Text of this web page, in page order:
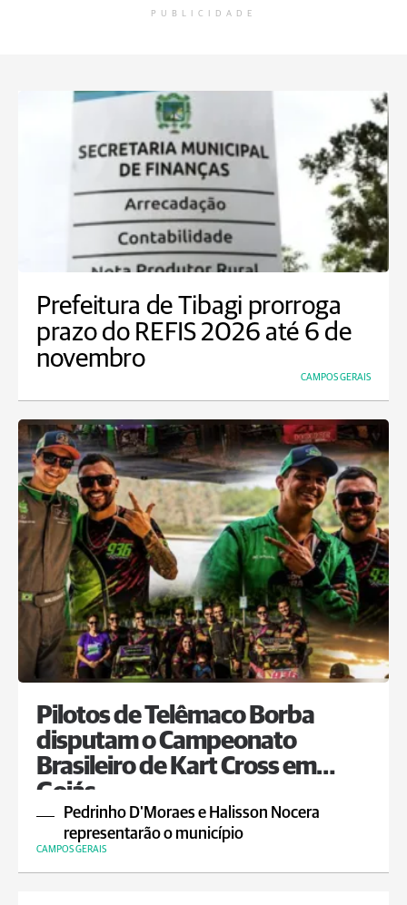
PUBLICIDADE
Prefeitura de Tibagi prorroga
prazo do REFIS 2026 até 6 de
novembro
CAMPOS GERAIS
Pilotos de Telêmaco Borba
disputam o Campeonato
Brasileiro de Kart Cross em
Goiás
Pedrinho D'Moraes e Halisson Nocera
representarão o município
CAMPOS GERAIS